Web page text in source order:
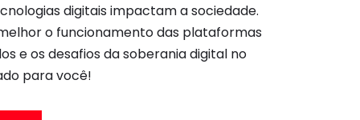
digitais impactam a sociedade.
o funcionamento das plataformas
e os desafios da soberania digital no
para você!